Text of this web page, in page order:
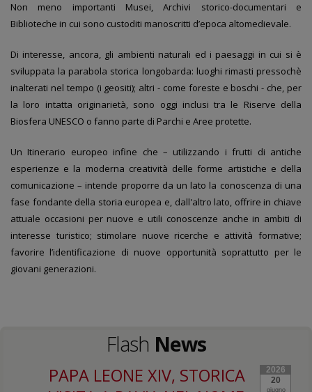
Non meno importanti Musei, Archivi storico-documentari e
Biblioteche in cui sono custoditi manoscritti d’epoca altomedievale.
Di interesse, ancora, gli ambienti naturali ed i paesaggi in cui si è
sviluppata la parabola storica longobarda: luoghi rimasti pressochè
inalterati nel tempo (i geositi); altri - come foreste e boschi - che, per
la loro intatta originarietà, sono oggi inclusi tra le Riserve della
Biosfera UNESCO o fanno parte di Parchi e Aree protette.
Un Itinerario europeo infine che – utilizzando i frutti di antiche
esperienze e la moderna creatività delle forme artistiche e della
comunicazione – intende proporre da un lato la conoscenza di una
fase fondante della storia europea e, dall'altro lato, offrire in chiave
attuale occasioni per nuove e utili conoscenze anche in ambiti di
interesse turistico; stimolare nuove ricerche e attività formative;
favorire l’identificazione di nuove opportunità soprattutto per le
giovani generazioni.
Flash News
2026
20
giugno
PAPA LEONE XIV, STORICA